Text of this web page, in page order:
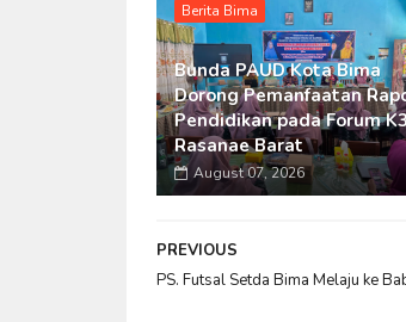
Berita Bima
Bunda PAUD Kota Bima
Dorong Pemanfaatan
Pendidikan pada Forum
Rasanae Barat
August 07, 2026
PREVIOUS
PS. Futsal Setda Bima Melaju ke